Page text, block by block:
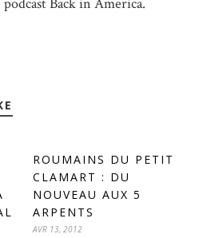
ROUMAINS DU PETIT
CLAMART : DU
NOUVEAU AUX 5
ARPENTS
AVR 13, 2012